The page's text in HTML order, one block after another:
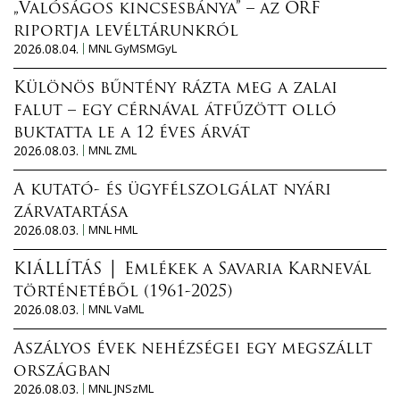
„Valóságos kincsesbánya” – az ORF
riportja levéltárunkról
2026.08.04.
MNL GyMSMGyL
Különös bűntény rázta meg a zalai
falut – egy cérnával átfűzött olló
buktatta le a 12 éves árvát
2026.08.03.
MNL ZML
A kutató- és ügyfélszolgálat nyári
zárvatartása
2026.08.03.
MNL HML
KIÁLLÍTÁS │ Emlékek a Savaria Karnevál
történetéből (1961-2025)
2026.08.03.
MNL VaML
Aszályos évek nehézségei egy megszállt
országban
2026.08.03.
MNL JNSzML